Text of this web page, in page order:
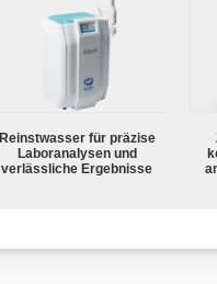
Reinstwasser für präzise
Laboranalysen und
verlässliche Ergebnisse